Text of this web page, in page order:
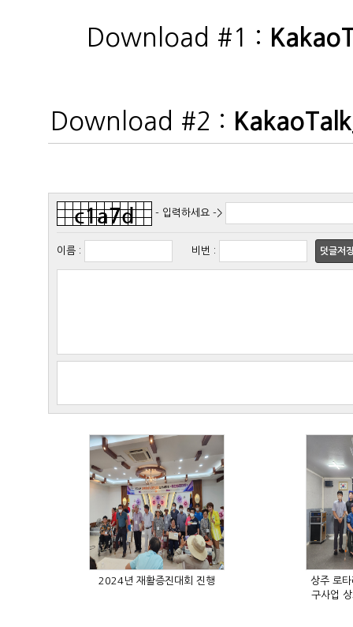
Download #1 :
Download #2 :
- 입력하세요 ->
이름: 비번 : 덧글저
2024년 재활증진대회 진행
구사업